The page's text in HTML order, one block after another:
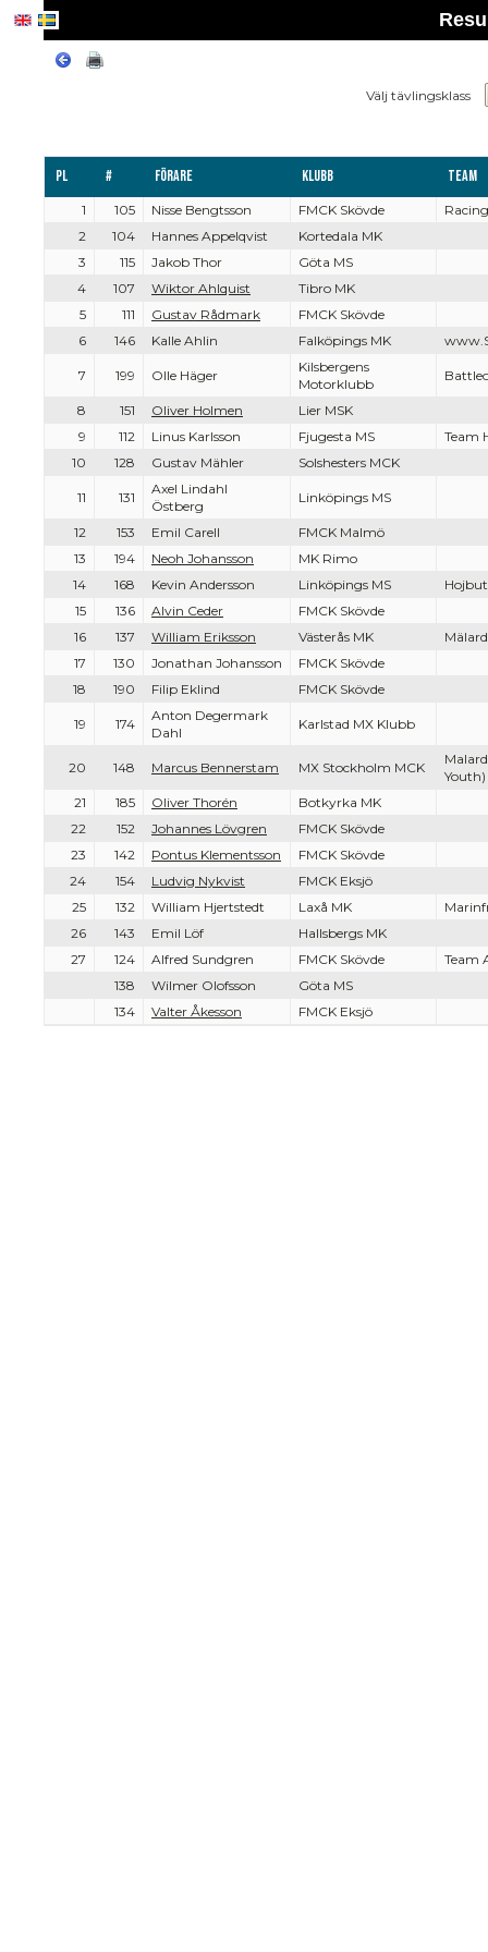
Välj tävlingsklass
Pl # Förare Klubb Team
1 105 Nisse Bengtsson FMCK Skövde
2
104 Hannes Appelqvist
Kortedala MK
3
115 Jakob Thor
Göta MS
4
107 Wiktor Ahlquist
Tibro MK
5
111 Gustav Rådmark
FMCK Skövde
6
146 Kalle Ahlin Falköpings MK
7 199 Olle Häger
Kilsbergens
Motorklubb
8 151 Oliver Holmen
Lier MSK
9
112 Linus Karlsson Fjugesta MS
Team
10
128 Gustav Mähler Solshesters MCK
11 131
Axel Lindahl
Östberg
Linköpings MS
12 153 Emil Carell
FMCK Malmö
13
194 Neoh Johansson
MK Rimo
14
168 Kevin Andersson Linköpings MS
15
136 Alvin Ceder
FMCK Skövde
16
137 William Eriksson Västerås MK
17
130 Jonathan Johansson
FMCK Skövde
18
190 Filip Eklind FMCK Skövde
19 174
Anton Degermark
Dahl
Karlstad MX Klubb
20 148 Marcus Bennerstam MX Stockholm MCK
Youth)
21
185 Oliver Thorén
Botkyrka MK
22
152 Johannes Lövgren
FMCK Skövde
23
142 Pontus Klementsson
FMCK Skövde
24
154 Ludvig Nykvist
FMCK Eksjö
25
132 William Hjertstedt Laxå MK
26
143 Emil Löf
Hallsbergs MK
27
124 Alfred Sundgren FMCK Skövde
Team
138
Wilmer Olofsson
Göta MS
134
Valter Åkesson FMCK Eksjö